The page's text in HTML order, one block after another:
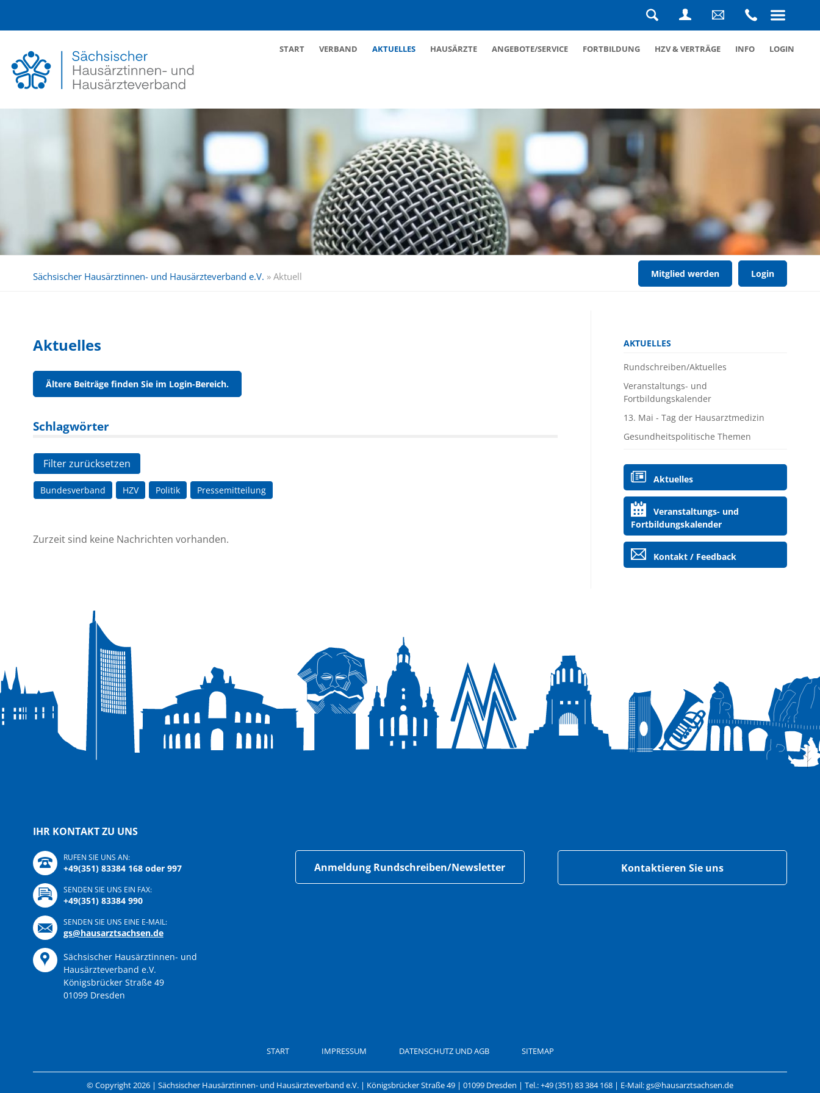
Navigation
überspringen
Sie
Sie
überspringen
START VERBAND AKTUELLES HAUSÄRZTE ANGEBOTE/SERVICE FORTBILDUNG HZV & VERTRÄGE INFO LOGIN
Sächsischer Hausärztinnen- und Hausärzteverband e.V. » Aktuell Login
Mitglied werden
Aktuelles
Ältere Beiträge finden Sie im Login-Bereich.
Schlagwörter
Filter zurücksetzen
Bundesverband HZV Politik Pressemitteilung
Zurzeit sind keine Nachrichten vorhanden.
Navigation
AKTUELLES
Rundschreiben/Aktuelles
Veranstaltungs- und
Fortbildungskalender
13. Mai - Tag der Hausarztmedizin
Gesundheitspolitische Themen
Navigation
überspringen
Aktuelles
Veranstaltungs- und
Fortbildungskalender
Kontakt / Feedback
IHR KONTAKT ZU UNS
RUFEN SIE UNS AN:
+49(351) 83384 168 oder 997
SENDEN SIE UNS EIN FAX:
+49(351) 83384 990
SENDEN SIE UNS EINE E-MAIL:
gs@hausarztsachsen.de
Sächsischer Hausärztinnen- und
Hausärzteverband e.V.
Königsbrücker Straße 49
01099 Dresden
Anmeldung Rundschreiben/Newsletter Kontaktieren Sie uns
START IMPRESSUM DATENSCHUTZ UND AGB SITEMAP
© Copyright 2026 | Sächsischer Hausärztinnen- und Hausärzteverband e.V. | Königsbrücker Straße 49 | 01099 Dresden | Tel.: +49 (351) 83 384 168 | E-Mail: gs@hausarztsachsen.de